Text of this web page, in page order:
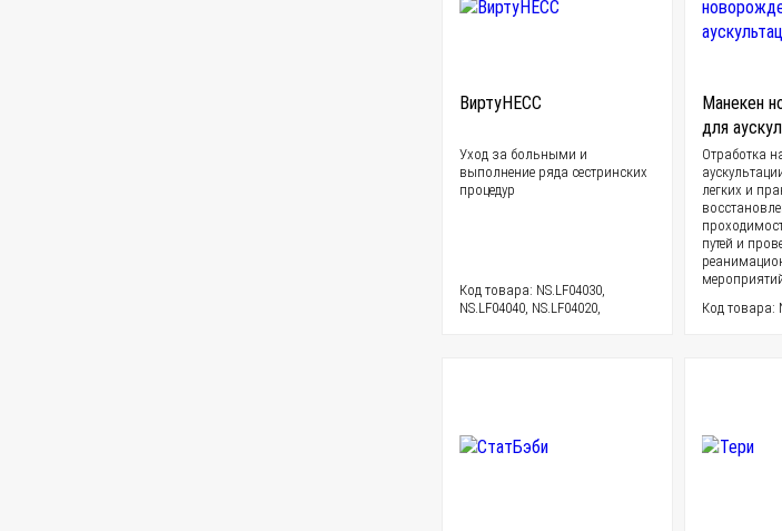
ВиртуНЕСС
Уход за больными и
выполнение ряда сестринских
процедур
Код товара: NS.LF04030,
NS.LF04040, NS.LF04020,
Манекен
для
Отработка
легких и
путей и
Код товара: